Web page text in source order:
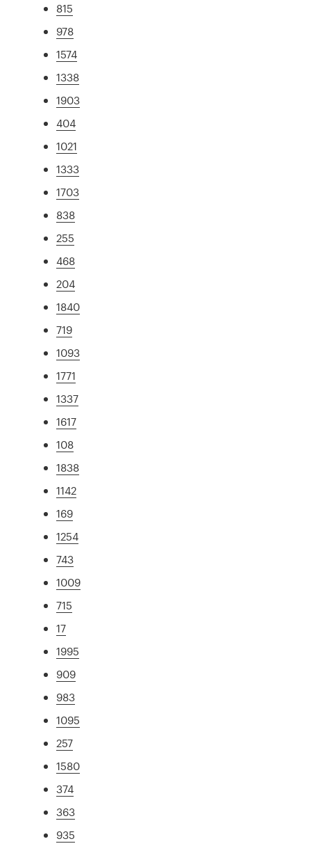
815
978
1574
1338
1903
404
1021
1333
1703
838
255
468
204
1840
719
1093
1771
1337
1617
108
1838
1142
169
1254
743
1009
715
17
1995
909
983
1095
257
1580
374
363
935